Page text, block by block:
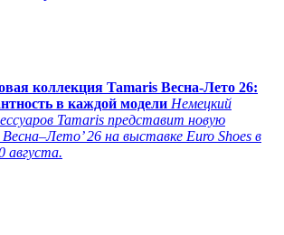
коллекция Tamaris Весна-Лето 26:
в каждой модели Немецкий
Tamaris представит новую
Весна–Лето’ 26 на выставке Euro Shoes в
августа.